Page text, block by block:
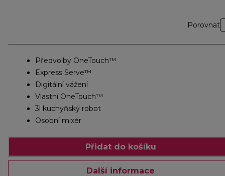
Porovnat
Předvolby OneTouch™
Express Serve™
Digitální vážení
Vlastní OneTouch™
3l kuchyňský robot
Osobní mixér
Přidat do košíku
Další informace